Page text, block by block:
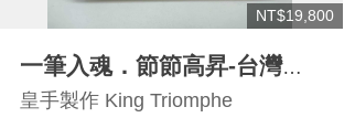
NT$19,800
一筆入魂．節節高昇-台灣檜
木樹瘤竹節鋼筆
皇手製作 King Triomphe